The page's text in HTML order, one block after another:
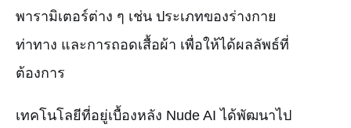
พารามิเตอร์ต่าง ๆ เช่น ประเภทของร่างกาย
ท่าทาง และการถอดเสื้อผ้า เพื่อให้ได้ผลลัพธ์ที่
ต้องการ
เทคโนโลยีที่อยู่เบื้องหลัง Nude AI ได้พัฒนาไป